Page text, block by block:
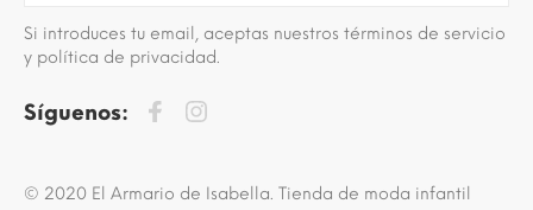
Si introduces tu email, aceptas nuestros términos de servicio
y política de privacidad.
Síguenos:
© 2020 El Armario de Isabella. Tienda de moda infantil